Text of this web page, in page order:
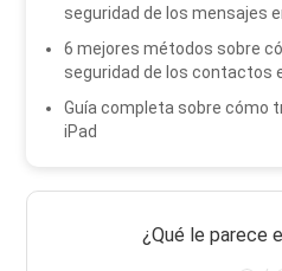
seguridad de los mensajes
6 mejores métodos sobre
seguridad de los contactos
Guía completa sobre cómo
iPad
¿Qué le parece